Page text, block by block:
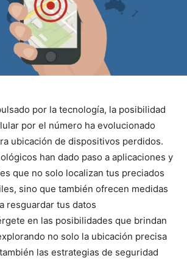
por la tecnología, la posibilidad
por el número ha evolucionado
ubicación de dispositivos perdidos.
han dado paso a aplicaciones y
que no solo localizan tus preciados
sino que también ofrecen medidas
resguardar tus datos
en las posibilidades que brindan
no solo la ubicación precisa
las estrategias de seguridad